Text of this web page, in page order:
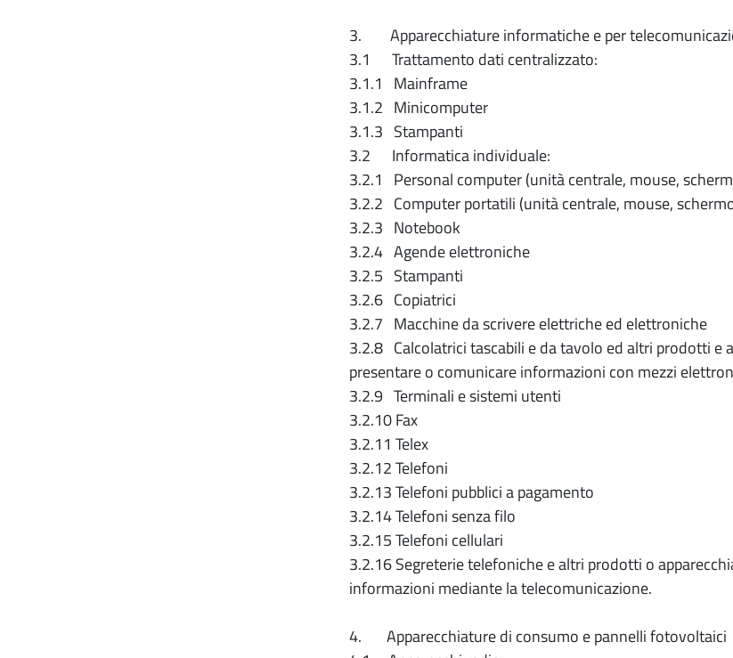
3. Apparecchiature informatiche e per
3.1 Trattamento dati centralizzato:
3.1.1 Mainframe
3.1.2 Minicomputer
3.1.3 Stampanti
3.2 Informatica individuale:
3.2.1 Personal computer (unità centrale, mouse,
3.2.2 Computer portatili (unità centrale, mouse,
3.2.3 Notebook
3.2.4 Agende elettroniche
3.2.5 Stampanti
3.2.6 Copiatrici
3.2.7 Macchine da scrivere elettriche ed elettroniche
3.2.8 Calcolatrici tascabili e da tavolo ed altri prodotti e
presentare o comunicare informazioni con mezzi
3.2.9 Terminali e sistemi utenti
3.2.10 Fax
3.2.11 Telex
3.2.12 Telefoni
3.2.13 Telefoni pubblici a pagamento
3.2.14 Telefoni senza filo
3.2.15 Telefoni cellulari
3.2.16 Segreterie telefoniche e altri prodotti o
informazioni mediante la telecomunicazione.
4. Apparecchiature di consumo e pannelli fotovoltaici